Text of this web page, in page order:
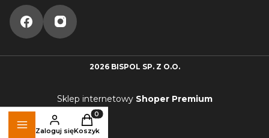
2026 BISPOL SP. Z O.O.
Sklep internetowy Shoper Premium
Zaloguj się
Produkty w koszyku: 0. Zobacz szczegóły
Koszyk